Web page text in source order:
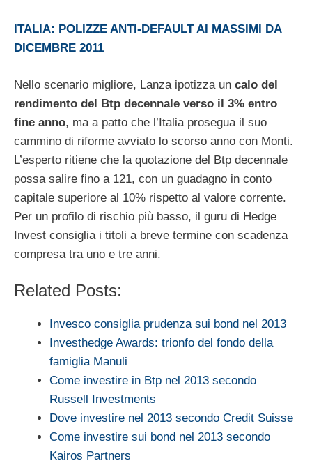
ITALIA: POLIZZE ANTI-DEFAULT AI MASSIMI DA
DICEMBRE 2011
Nello scenario migliore, Lanza ipotizza un calo del
rendimento del Btp decennale verso il 3% entro
fine anno, ma a patto che l’Italia prosegua il suo
cammino di riforme avviato lo scorso anno con Monti.
L’esperto ritiene che la quotazione del Btp decennale
possa salire fino a 121, con un guadagno in conto
capitale superiore al 10% rispetto al valore corrente.
Per un profilo di rischio più basso, il guru di Hedge
Invest consiglia i titoli a breve termine con scadenza
compresa tra uno e tre anni.
Related Posts:
Invesco consiglia prudenza sui bond nel 2013
Investhedge Awards: trionfo del fondo della
famiglia Manuli
Come investire in Btp nel 2013 secondo
Russell Investments
Dove investire nel 2013 secondo Credit Suisse
Come investire sui bond nel 2013 secondo
Kairos Partners